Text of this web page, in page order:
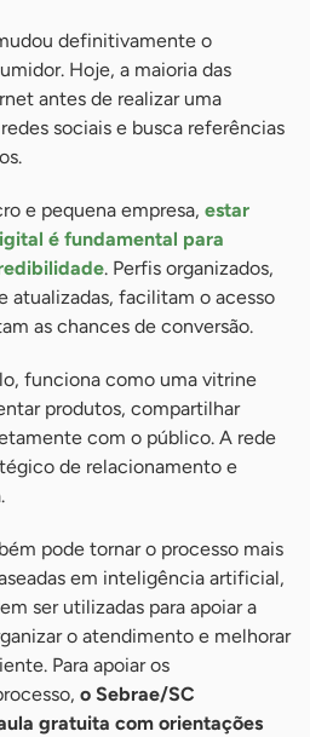
definitivamente o
Hoje, a maioria das
antes de realizar uma
sociais e busca referências
e pequena empresa, estar
é fundamental para
. Perfis organizados,
atualizadas, facilitam o acesso
as chances de conversão.
funciona como uma vitrine
produtos, compartilhar
com o público. A rede
de relacionamento e
pode tornar o processo mais
em inteligência artificial,
ser utilizadas para apoiar a
o atendimento e melhorar
Para apoiar os
o Sebrae/SC
gratuita com orientações